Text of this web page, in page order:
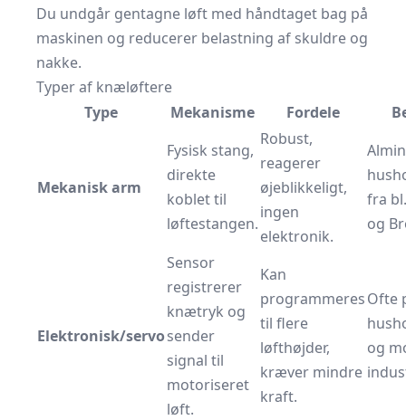
Du undgår gentagne løft med håndtaget bag på
maskinen og reducerer belastning af skuldre og
nakke.
Typer af knæløftere
Type
Mekanisme Fordele
Mekanisk arm
Fysisk stang,
direkte
koblet til
løftestangen.
Robust,
reagerer
øjeblikkeligt,
ingen
elektronik.
fra
og
Elektronisk/servo
Sensor
registrerer
knætryk og
sender
signal til
motoriseret
løft.
Kan
programmeres
til flere
løfthøjder,
kræver mindre
kraft.
Ofte
og